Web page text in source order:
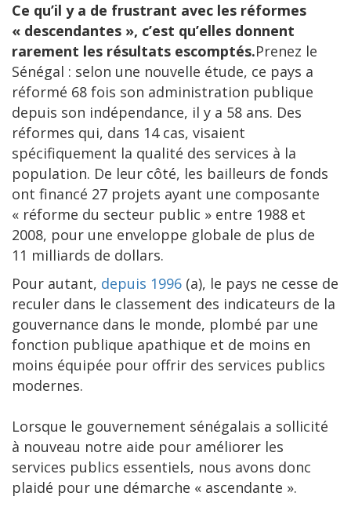
Ce qu’il y a de frustrant avec les réformes
« descendantes », c’est qu’elles donnent
rarement les résultats escomptés.Prenez le
Sénégal : selon une nouvelle étude, ce pays a
réformé 68 fois son administration publique
depuis son indépendance, il y a 58 ans. Des
réformes qui, dans 14 cas, visaient
spécifiquement la qualité des services à la
population. De leur côté, les bailleurs de fonds
ont financé 27 projets ayant une composante
« réforme du secteur public » entre 1988 et
2008, pour une enveloppe globale de plus de
11 milliards de dollars.
Pour autant, depuis 1996 (a), le pays ne cesse de
reculer dans le classement des indicateurs de la
gouvernance dans le monde, plombé par une
fonction publique apathique et de moins en
moins équipée pour offrir des services publics
modernes.
Lorsque le gouvernement sénégalais a sollicité
à nouveau notre aide pour améliorer les
services publics essentiels, nous avons donc
plaidé pour une démarche « ascendante ».